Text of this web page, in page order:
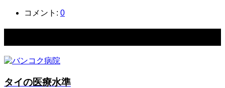
コメント: 0
タイの医療水準